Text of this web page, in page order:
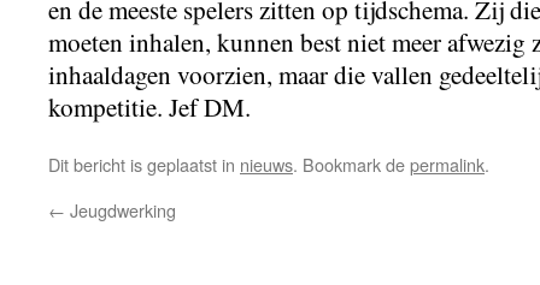
en de meeste spelers zitten op tijdschema. Zij
moeten inhalen, kunnen best niet meer
inhaaldagen voorzien, maar die vallen
kompetitie. Jef DM.
Dit bericht is geplaatst in nieuws. Bookmark depermalink.
← Jeugdwerking